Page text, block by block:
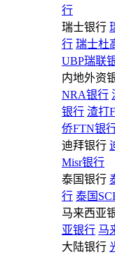
行
瑞士银行
行 瑞士杜
UBP瑞联
内地外资
NRA银行
银行 渣打
侨FTN银
迪拜银行
Misr银行
泰国银行
行 泰国
马来西亚
亚银行 马
大陆银行